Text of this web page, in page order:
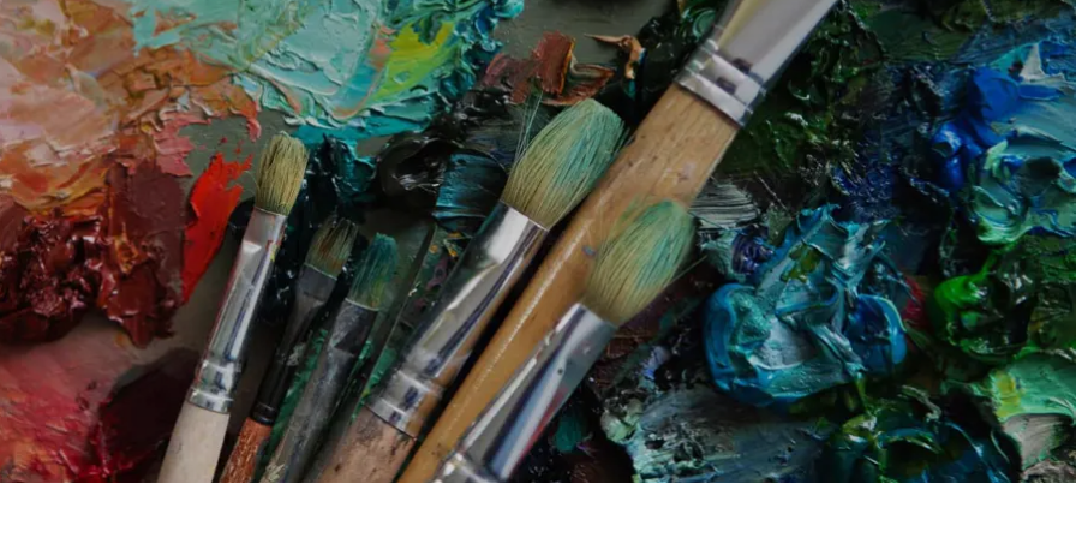
Reykjavik
Riga
Rom
San Francisco
Sarajevo
Washington
Wien
Zagreb
Tjekkiet
Tyskland
Ungarn
USA